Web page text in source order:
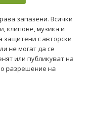
запазени. Всички
клипове, музика и
защитени с авторски
не могат да се
или публикуват на
разрешение на